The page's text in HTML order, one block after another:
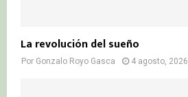
La revolución del sueño
Por Gonzalo Royo Gasca 4 agosto, 2026